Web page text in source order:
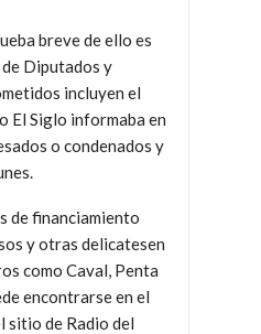
breve de ello es
de Diputados y
incluyen el
El Siglo informaba en
o condenados y
de financiamiento
y otras delicatesen
como Caval, Penta
encontrarse en el
sitio de Radio del